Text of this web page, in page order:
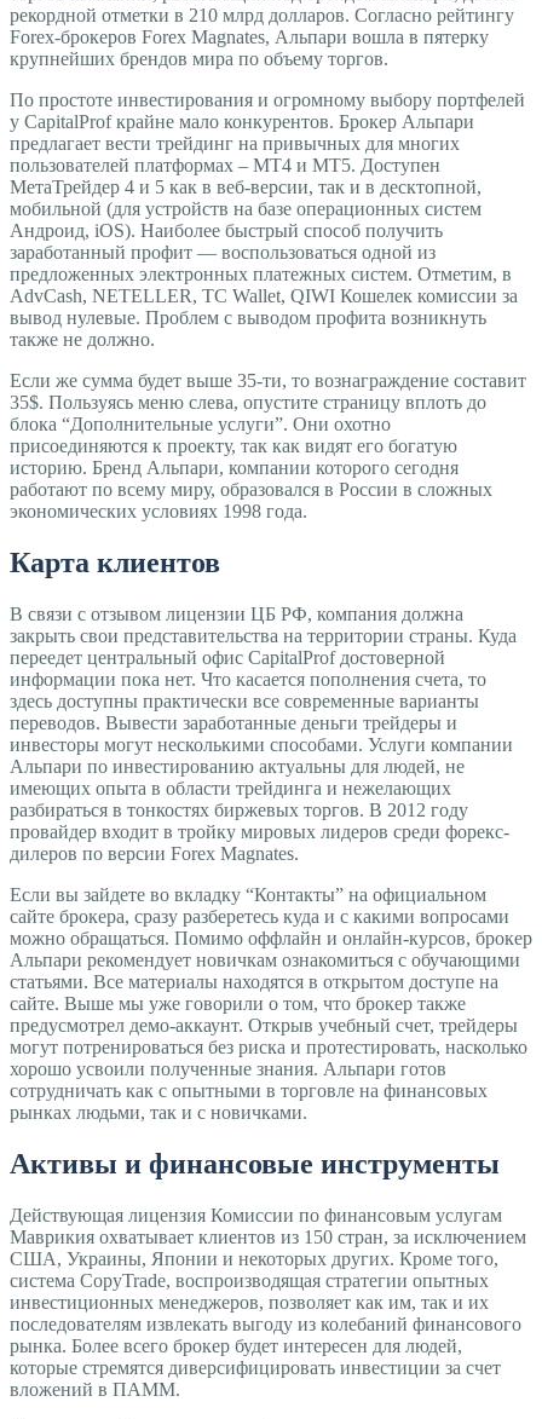
рекордной отметки в 210 млрд долларов. Согласно рейтингу
Forex-брокеров Forex Magnates, Альпари вошла в пятерку
крупнейших брендов мира по объему торгов.
По простоте инвестирования и огромному выбору портфелей
у CapitalProf крайне мало конкурентов. Брокер Альпари
предлагает вести трейдинг на привычных для многих
пользователей платформах – МТ4 и МТ5. Доступен
МетаТрейдер 4 и 5 как в веб-версии, так и в десктопной,
мобильной (для устройств на базе операционных систем
Андроид, iOS). Наиболее быстрый способ получить
заработанный профит — воспользоваться одной из
предложенных электронных платежных систем. Отметим, в
AdvCash, NETELLER, TC Wallet, QIWI Кошелек комиссии за
вывод нулевые. Проблем с выводом профита возникнуть
также не должно.
Если же сумма будет выше 35-ти, то вознаграждение составит
35$. Пользуясь меню слева, опустите страницу вплоть до
блока “Дополнительные услуги”. Они охотно
присоединяются к проекту, так как видят его богатую
историю. Бренд Альпари, компании которого сегодня
работают по всему миру, образовался в России в сложных
экономических условиях 1998 года.
Карта клиентов
В связи с отзывом лицензии ЦБ РФ, компания должна
закрыть свои представительства на территории страны. Куда
переедет центральный офис CapitalProf достоверной
информации пока нет. Что касается пополнения счета, то
здесь доступны практически все современные варианты
переводов. Вывести заработанные деньги трейдеры и
инвесторы могут несколькими способами. Услуги компании
Альпари по инвестированию актуальны для людей, не
имеющих опыта в области трейдинга и нежелающих
разбираться в тонкостях биржевых торгов. В 2012 году
провайдер входит в тройку мировых лидеров среди форекс-
дилеров по версии Forex Magnates.
Если вы зайдете во вкладку “Контакты” на официальном
сайте брокера, сразу разберетесь куда и с какими вопросами
можно обращаться. Помимо оффлайн и онлайн-курсов, брокер
Альпари рекомендует новичкам ознакомиться с обучающими
статьями. Все материалы находятся в открытом доступе на
сайте. Выше мы уже говорили о том, что брокер также
предусмотрел демо-аккаунт. Открыв учебный счет, трейдеры
могут потренироваться без риска и протестировать, насколько
хорошо усвоили полученные знания. Альпари готов
сотрудничать как с опытными в торговле на финансовых
рынках людьми, так и с новичками.
Активы и финансовые инструменты
Действующая лицензия Комиссии по финансовым услугам
Маврикия охватывает клиентов из 150 стран, за исключением
США, Украины, Японии и некоторых других. Кроме того,
система CopyTrade, воспроизводящая стратегии опытных
инвестиционных менеджеров, позволяет как им, так и их
последователям извлекать выгоду из колебаний финансового
рынка. Более всего брокер будет интересен для людей,
которые стремятся диверсифицировать инвестиции за счет
вложений в ПАММ.